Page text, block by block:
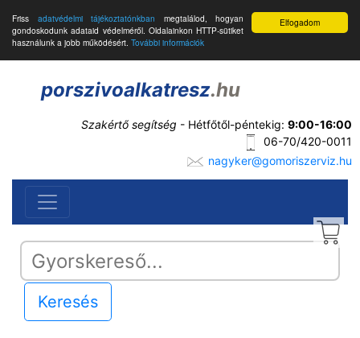
Elfogadom
Friss adatvédelmi tájékoztatónkban megtalálod, hogyan
gondoskodunk adataid védelméről. Oldalainkon HTTP-sütiket
használunk a jobb működésért. További információk
porszivoalkatresz.hu
Szakértő segítség - Hétfőtől-péntekig: 9:00-16:00
06-70/420-0011
nagyker@gomoriszerviz.hu
Keresés